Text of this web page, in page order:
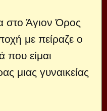
Άγιον Όρος
με πείραζε ο
που είμαι
μιας γυναικείας